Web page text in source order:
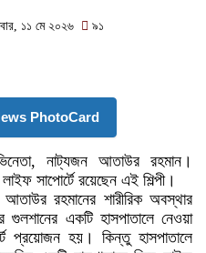
১১ মে ২০২৬
৯১
PhotoCard
নাট্যজন আতাউর রহমান।
সাপোর্টে রয়েছেন এই শিল্পী।
রহমানের শারীরিক অবস্থার
একটি হাসপাতালে নেওয়া
প্রয়োজন হয়। কিন্তু হাসপাতালে